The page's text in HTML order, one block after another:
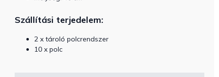
Szállítási terjedelem:
2 x tároló polcrendszer
10 x polc